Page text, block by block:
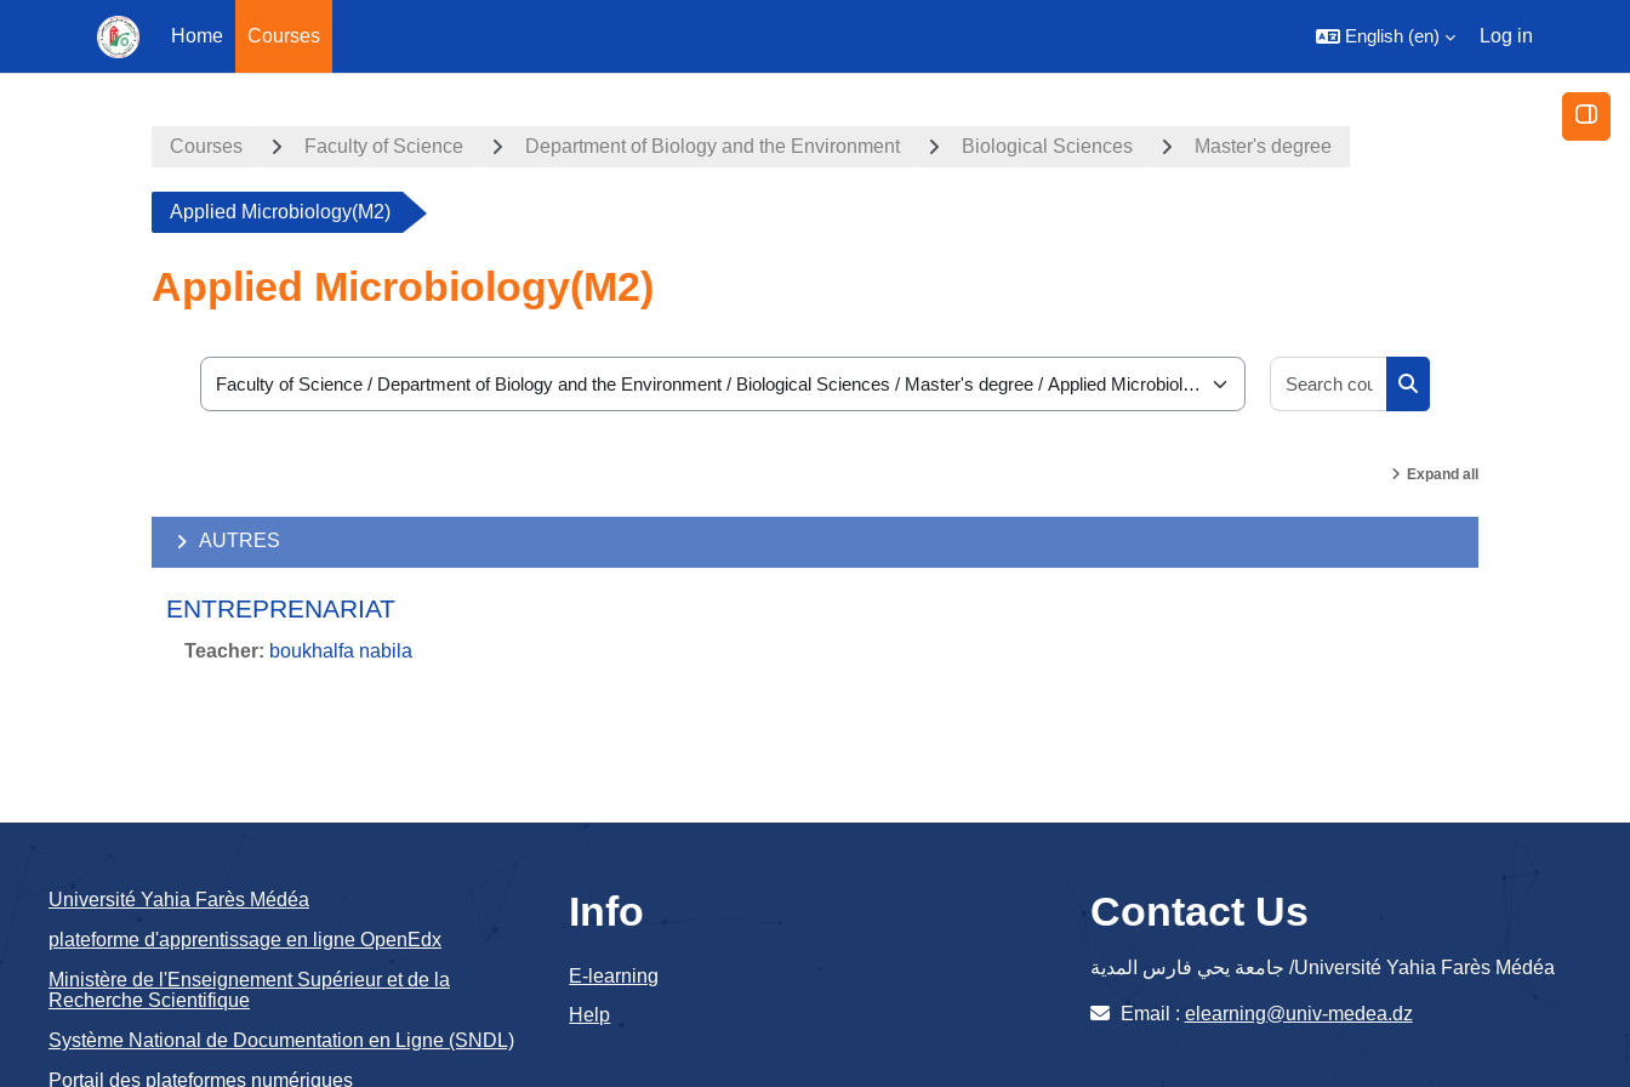
Home Courses English ‎(en)‎ Log in
Courses Faculty of Science Department of Biology and the Environment Biological Sciences Master's degree
Applied Microbiology(M2)
Applied Microbiology(M2)
Course categories
Search courses
Expand all
AUTRES
ENTREPRENARIAT
Teacher: boukhalfa nabila
Université Yahia Farès Médéa
plateforme d'apprentissage en ligne OpenEdx
Ministère de l'Enseignement Supérieur et de la
Recherche Scientifique
Système National de Documentation en Ligne (SNDL)
Portail des plateformes numériques
Info
E-learning
Help
Contact Us
جامعة يحي فارس المدية /Université Yahia Farès Médéa
Email : elearning@univ-medea.dz